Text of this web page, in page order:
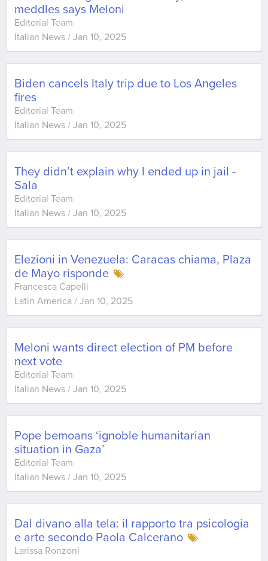
meddles says Meloni
Editorial Team
Italian News / Jan 10, 2025
Biden cancels Italy trip due to Los Angeles
fires
Editorial Team
Italian News / Jan 10, 2025
They didn’t explain why I ended up in jail -
Sala
Editorial Team
Italian News / Jan 10, 2025
Elezioni in Venezuela: Caracas chiama, Plaza
de Mayo risponde
Francesca Capelli
Latin America / Jan 10, 2025
Meloni wants direct election of PM before
next vote
Editorial Team
Italian News / Jan 10, 2025
Pope bemoans ‘ignoble humanitarian
situation in Gaza’
Editorial Team
Italian News / Jan 10, 2025
Dal divano alla tela: il rapporto tra psicologia
e arte secondo Paola Calcerano
Larissa Ronzoni